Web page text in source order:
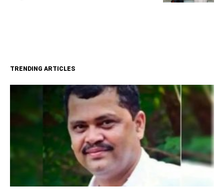
TRENDING ARTICLES